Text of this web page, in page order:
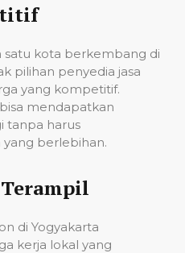
satu kota berkembang di
pilihan penyedia jasa
yang kompetitif.
mendapatkan
tanpa harus
berlebihan.
di Yogyakarta
kerja lokal yang